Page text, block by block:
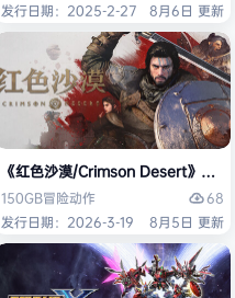
发行日期：2025-2-27
8月6日 更新
《红色沙漠/Crimson Desert》免安
150GB冒险动作
68
发行日期：2026-3-19
8月5日 更新